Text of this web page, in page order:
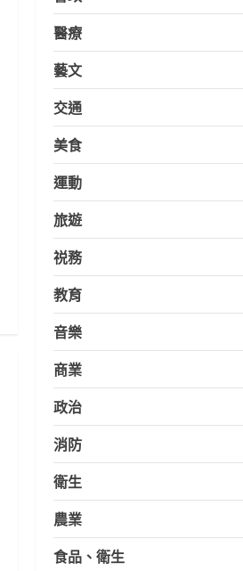
醫療
藝文
交通
美食
運動
旅遊
祱務
教育
音樂
商業
政治
消防
衛生
農業
食品、衛生